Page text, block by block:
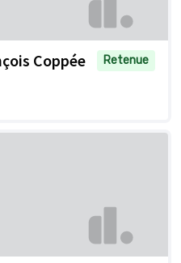
Coppée
Retenue